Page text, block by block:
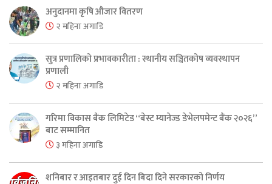
अनुदानमा कृषि औजार वितरण
२ महिना अगाडि
सुत्र प्रणालिको प्रभावकारीता : स्थानीय सञ्चितकोष व्यवस्थापन
प्रणाली
२ महिना अगाडि
गरिमा विकास बैंक लिमिटेड “बेस्ट म्यानेज्ड डेभेलपमेन्ट बैंक २०२६”
बाट सम्मानित
३ महिना अगाडि
शनिबार र आइतबार दुई दिन बिदा दिने सरकारको निर्णय